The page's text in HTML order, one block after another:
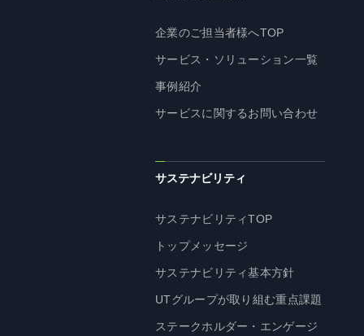
企業のご担当者様へTOP
サービス・ソリューション一覧
事例紹介
サービスに関するお問い合わせ
サステナビリティ
サステナビリティTOP
トップメッセージ
サステナビリティ基本方針
UTグループが取り組む重点課題
ステークホルダー・エンゲージ